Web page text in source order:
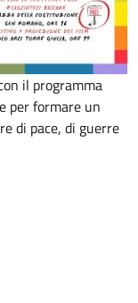
il programma
per formare un
di pace, di guerre